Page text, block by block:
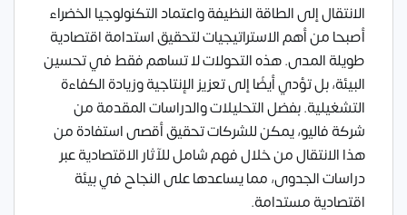
الانتقال إلى الطاقة النظيفة واعتماد التكنولوجيا الخضراء
أصبحا من أهم الاستراتيجيات لتحقيق استدامة اقتصادية
طويلة المدى. هذه التحولات لا تساهم فقط في تحسين
البيئة، بل تؤدي أيضًا إلى تعزيز الإنتاجية وزيادة الكفاءة
التشغيلية. بفضل التحليلات والدراسات المقدمة من
شركة فاليو، يمكن للشركات تحقيق أقصى استفادة من
هذا الانتقال من خلال فهم شامل للآثار الاقتصادية عبر
دراسات الجدوى، مما يساعدها على النجاح في بيئة
اقتصادية مستدامة.